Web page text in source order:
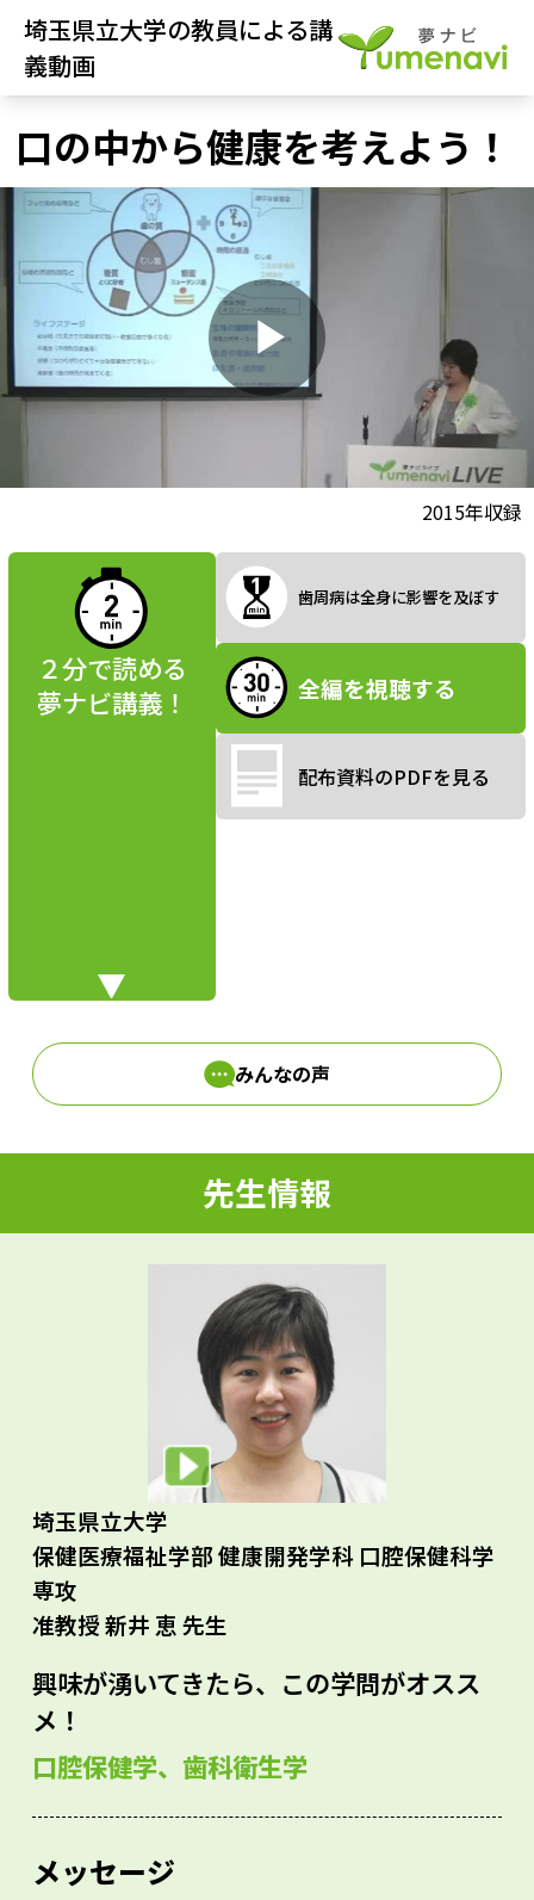
埼玉県立大学の教員による講
義動画
口の中から健康を考えよう！
P
a
y
d
e
o
2015年収録
２分で読める
夢ナビ講義！
歯周病は全身に影響を及ぼす
全編を視聴する
配布資料のPDFを見る
みんなの声
先生情報
埼玉県立大学
保健医療福祉学部 健康開発学科 口腔保健科学
専攻
准教授 新井 恵 先生
興味が湧いてきたら、この学問がオスス
メ！
口腔保健学、歯科衛生学
メッセージ